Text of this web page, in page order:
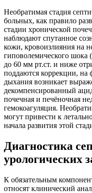
Необратимая стадия
больных, как правило
стадии хронической
наблюдают спутанное
кожи, кровоизлияния на
гиповолемического шока
до 60 мм рт.ст. и ниже
поддаются коррекции, на
дыхания возникает
декомпенсированный
почечная и печёночная
гемокоагуляция.
могут привести к
начала развития этой
Диагностика
урологических
К обязательным
относят клинический